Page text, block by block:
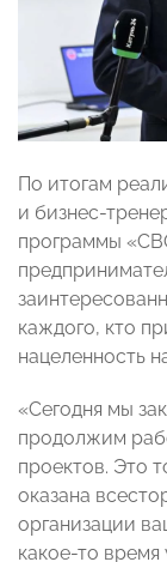
По итогам
и бизнес-
программы
каждого, кто
нацеленность
«Сегодня мы
продолжим
проектов. Это
оказана
организации
какое-то